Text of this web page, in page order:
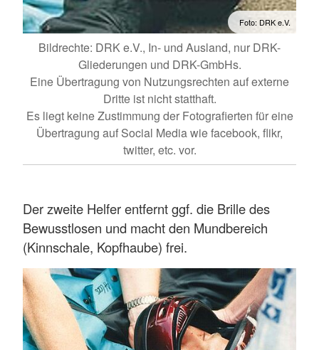
Foto: DRK e.V.
Bildrechte: DRK e.V., In- und Ausland, nur DRK-
Gliederungen und DRK-GmbHs.
Eine Übertragung von Nutzungsrechten auf externe
Dritte ist nicht statthaft.
Es liegt keine Zustimmung der Fotografierten für eine
Übertragung auf Social Media wie facebook, flikr,
twitter, etc. vor.
Der zweite Helfer entfernt ggf. die Brille des
Bewusstlosen und macht den Mundbereich
(Kinnschale, Kopfhaube) frei.